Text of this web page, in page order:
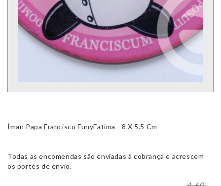
Íman Papa Francisco FunyFatima - 8 X 5.5 Cm
Todas as encomendas são enviadas à cobrança e acrescem
os portes de envio.